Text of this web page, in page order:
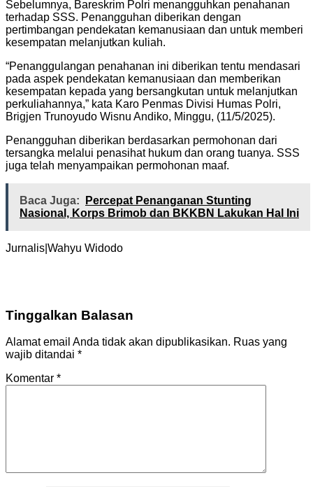
Sebelumnya, Bareskrim Polri menangguhkan penahanan
terhadap SSS. Penangguhan diberikan dengan
pertimbangan pendekatan kemanusiaan dan untuk memberi
kesempatan melanjutkan kuliah.
“Penanggulangan penahanan ini diberikan tentu mendasari
pada aspek pendekatan kemanusiaan dan memberikan
kesempatan kepada yang bersangkutan untuk melanjutkan
perkuliahannya,” kata Karo Penmas Divisi Humas Polri,
Brigjen Trunoyudo Wisnu Andiko, Minggu, (11/5/2025).
Penangguhan diberikan berdasarkan permohonan dari
tersangka melalui penasihat hukum dan orang tuanya. SSS
juga telah menyampaikan permohonan maaf.
Baca Juga:
Percepat Penanganan Stunting
Nasional, Korps Brimob dan BKKBN Lakukan Hal Ini
Jurnalis|Wahyu Widodo
Tinggalkan Balasan
Alamat email Anda tidak akan dipublikasikan. Ruas yang
wajib ditandai *
Komentar *